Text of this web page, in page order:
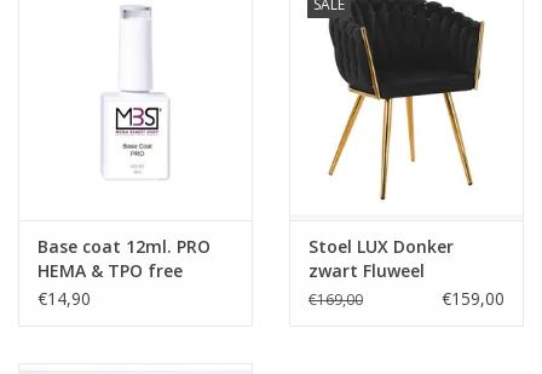
de ogen. Niet inslikken. Bewaar producten niet in de zon. Sluit
Prijzen zijn incl. btw
Base coat 12ml. PRO
HEMA & TPO free
€14,90
SALE
Stoel LUX Donker
zwart Fluweel
€169,00 €159,00